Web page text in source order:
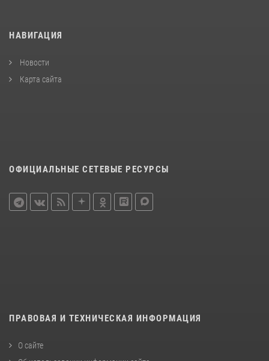
НАВИГАЦИЯ
Новости
Карта сайта
ОФИЦИАЛЬНЫЕ СЕТЕВЫЕ РЕСУРСЫ
ПРАВОВАЯ И ТЕХНИЧЕСКАЯ ИНФОРМАЦИЯ
О сайте